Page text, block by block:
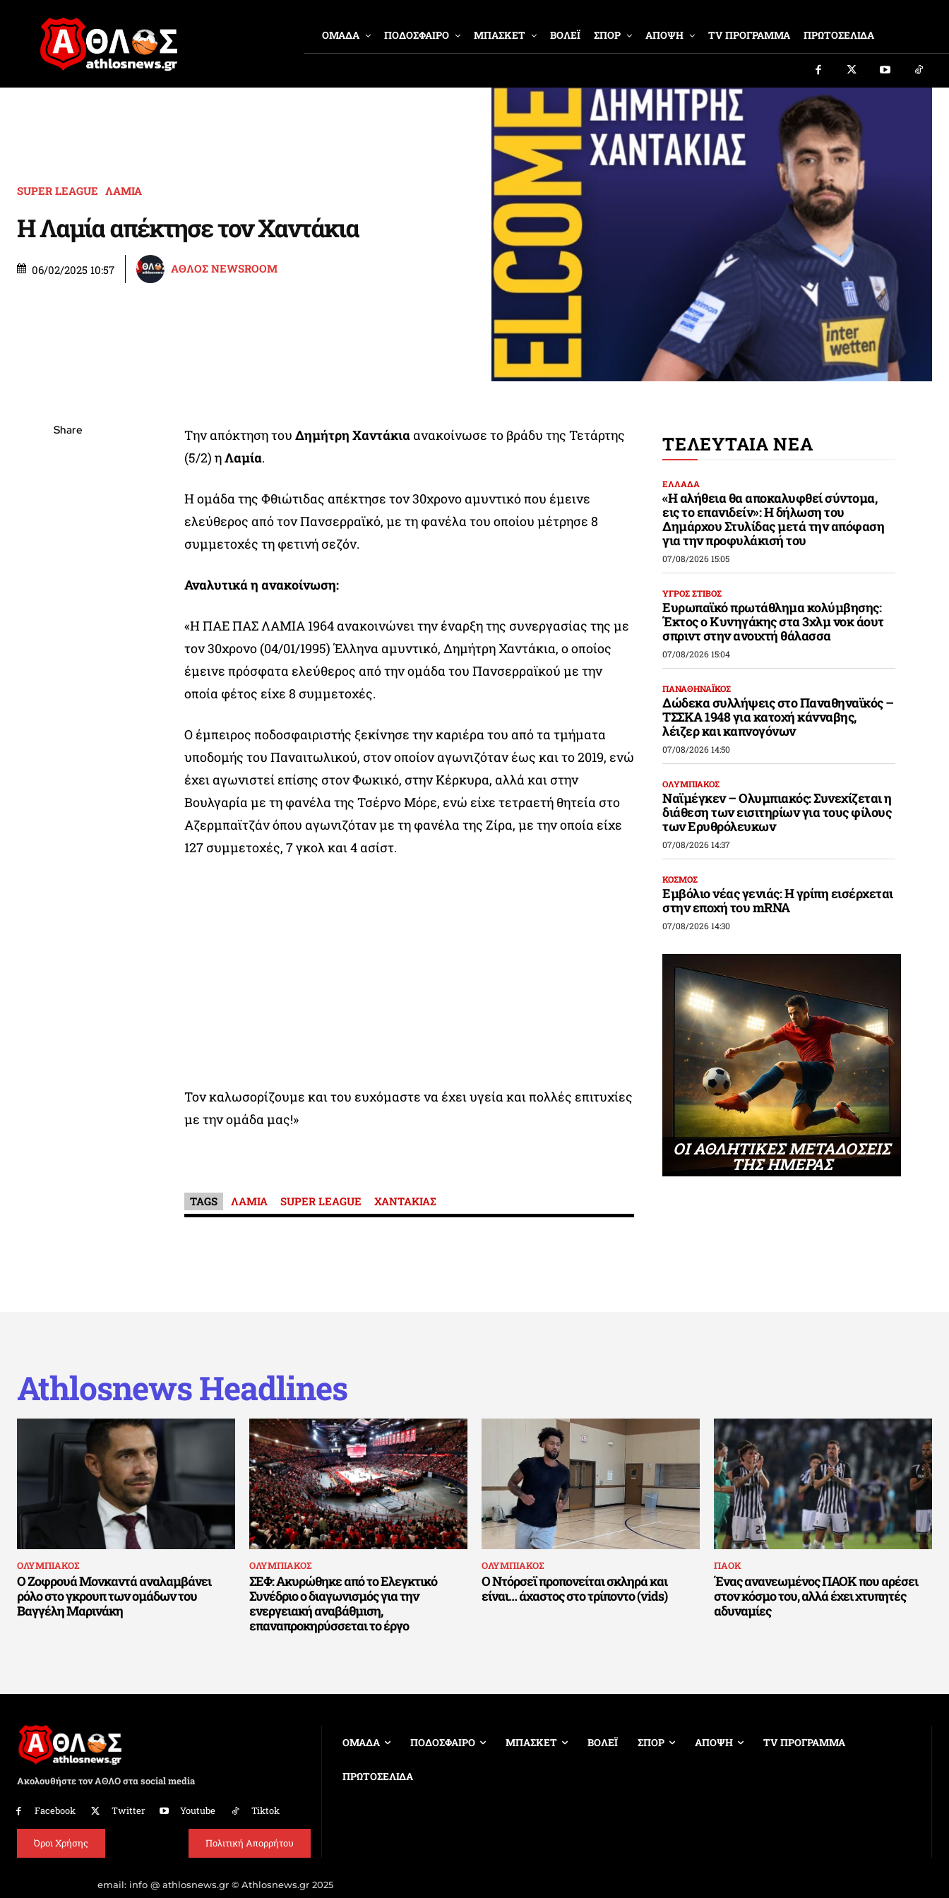
ΟΜΑΔΑ ΠΟΔΟΣΦΑΙΡΟ ΜΠΑΣΚΕΤ ΒΟΛΕΪ ΣΠΟΡ ΑΠΟΨΗ TV ΠΡΟΓΡΑΜΜΑ ΠΡΩΤΟΣΕΛΙΔΑ
SUPER LEAGUE ΛΑΜΙΑ
Η Λαμία απέκτησε τον Χαντάκια
06/02/2025 10:57 ΑΘΛΟΣ NEWSROOM
Share Την απόκτηση του Δημήτρη Χαντάκιαανακοίνωσε το βράδυ της Τετάρτης
(5/2) ηΛαμία.
Η ομάδα της Φθιώτιδας απέκτησε τον 30χρονο αμυντικό που έμεινε
ελεύθερος από τον Πανσερραϊκό, με τη φανέλα του οποίου μέτρησε 8
συμμετοχές τη φετινή σεζόν.
Αναλυτικά η ανακοίνωση:
«Η ΠΑΕ ΠΑΣ ΛΑΜΙΑ 1964 ανακοινώνει την έναρξη της συνεργασίας της με
τον 30χρονο (04/01/1995) Έλληνα αμυντικό, Δημήτρη Χαντάκια, ο οποίος
έμεινε πρόσφατα ελεύθερος από την ομάδα του Πανσερραϊκού με την
οποία φέτος είχε 8 συμμετοχές.
Ο έμπειρος ποδοσφαιριστής ξεκίνησε την καριέρα του από τα τμήματα
υποδομής του Παναιτωλικού, στον οποίον αγωνιζόταν έως και το 2019, ενώ
έχει αγωνιστεί επίσης στον Φωκικό, στην Κέρκυρα, αλλά και στην
Βουλγαρία με τη φανέλα της Τσέρνο Μόρε, ενώ είχε τετραετή θητεία στο
Αζερμπαϊτζάν όπου αγωνιζόταν με τη φανέλα της Ζίρα, με την οποία είχε
127 συμμετοχές, 7 γκολ και 4 ασίστ.
Τον καλωσορίζουμε και του ευχόμαστε να έχει υγεία και πολλές επιτυχίες
με την ομάδα μας!»
TAGS ΛΑΜΙΑ SUPER LEAGUE ΧΑΝΤΑΚΙΑΣ
ΤΕΛΕΥΤΑΙΑ ΝΕΑ
ΕΛΛΑΔΑ
«Η αλήθεια θα αποκαλυφθεί σύντομα,
εις το επανιδείν»: Η δήλωση του
Δημάρχου Στυλίδας μετά την απόφαση
για την προφυλάκισή του
07/08/2026 15:05
ΥΓΡΟΣ ΣΤΙΒΟΣ
Ευρωπαϊκό πρωτάθλημα κολύμβησης:
Έκτος ο Κυνηγάκης στα 3χλμ νοκ άουτ
σπριντ στην ανοιχτή θάλασσα
07/08/2026 15:04
ΠΑΝΑΘΗΝΑΪΚΟΣ
Δώδεκα συλλήψεις στο Παναθηναϊκός –
ΤΣΣΚΑ 1948 για κατοχή κάνναβης,
λέιζερ και καπνογόνων
07/08/2026 14:50
ΟΛΥΜΠΙΑΚΟΣ
Ναϊμέγκεν – Ολυμπιακός: Συνεχίζεται η
διάθεση των εισιτηρίων για τους φίλους
των Ερυθρόλευκων
07/08/2026 14:37
ΚΟΣΜΟΣ
Εμβόλιο νέας γενιάς: Η γρίπη εισέρχεται
στην εποχή του mRNA
07/08/2026 14:30
ΟΙ ΑΘΛΗΤΙΚΕΣ ΜΕΤΑΔΟΣΕΙΣ
ΤΗΣ ΗΜΕΡΑΣ
Athlosnews Headlines
ΟΛΥΜΠΙΑΚΟΣ
Ο Ζοφρουά Μονκαντά αναλαμβάνει
ρόλο στο γκρουπ των ομάδων του
Βαγγέλη Μαρινάκη
ΟΛΥΜΠΙΑΚΟΣ
ΣΕΦ: Ακυρώθηκε από το Ελεγκτικό
Συνέδριο ο διαγωνισμός για την
ενεργειακή αναβάθμιση,
επαναπροκηρύσσεται το έργο
ΟΛΥΜΠΙΑΚΟΣ
Ο Ντόρσεϊ προπονείται σκληρά και
είναι… άχαστος στο τρίποντο (vids)
ΠΑΟΚ
Ένας ανανεωμένος ΠΑΟΚ που αρέσει
στον κόσμο του, αλλά έχει χτυπητές
αδυναμίες
Ακολουθήστε τον ΑΘΛΟ στα social media
Facebook Twitter Youtube Tiktok
Όροι Χρήσης Πολιτική Απορρήτου
ΟΜΑΔΑ ΠΟΔΟΣΦΑΙΡΟ ΜΠΑΣΚΕΤ ΒΟΛΕΪ ΣΠΟΡ ΑΠΟΨΗ TV ΠΡΟΓΡΑΜΜΑ
ΠΡΩΤΟΣΕΛΙΔΑ
email: info @ athlosnews.gr © Athlosnews.gr 2025